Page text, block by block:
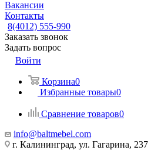
Вакансии
Контакты
8(4012) 555-990
Заказать звонок
Задать вопрос
Войти
Корзина0
Избранные товары0
Сравнение товаров0
info@baltmebel.com
г. Калининград, ул. Гагарина, 237